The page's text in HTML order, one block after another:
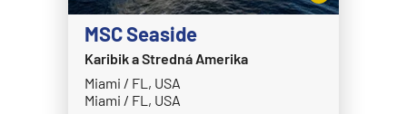
MSC Seaside
Karibik a Stredná Amerika
Miami / FL, USA
Miami / FL, USA